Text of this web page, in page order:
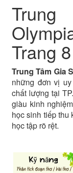
Trang 8
Trung Tâm Gia
những đơn vị
chất lượng tại
giàu kinh
học sinh tiếp thu
học tập rõ rệt.